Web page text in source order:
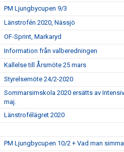
PM Ljungbycupen 9/3
Länstrofén 2020, Nässjö
OF-Sprint, Markaryd
Information från valberedningen
Kallelse till Årsmöte 25 mars
Styrelsemöte 24/2-2020
Sommarsimskola 2020 ersätts av
maj.
Länstrofélägret 2020
PM Ljungbycupen 10/2 + Vad man